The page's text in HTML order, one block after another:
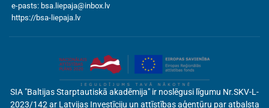
e-pasts: bsa.liepaja@inbox.lv
https://bsa-liepaja.lv
SIA "Baltijas Starptautiskā akadēmija" ir noslēgusi līgumu Nr.SKV-L-
2023/142 ar Latvijas Investīciju un attīstības aģentūru par atbalsta